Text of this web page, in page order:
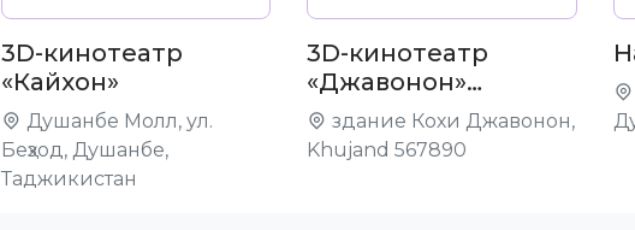
3D-кинотеатр
«Кайхон»
Душанбе Молл, ул.
Беҳзод, Душанбе,
Таджикистан
3D-кинотеатр
«Джавонон»
Худжанд
здание Кохи Джавонон,
Khujand 567890